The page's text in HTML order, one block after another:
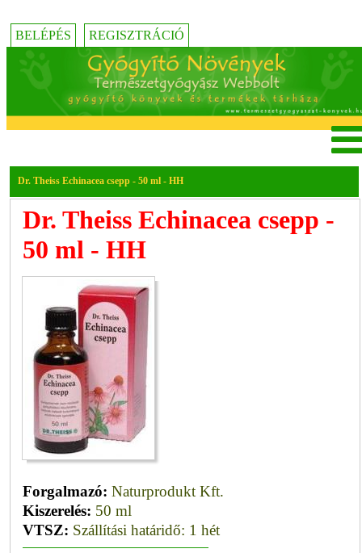
BELÉPÉS REGISZTRÁCIÓ
Dr. Theiss Echinacea csepp - 50 ml - HH
Dr. Theiss Echinacea csepp -
50 ml - HH
Forgalmazó: Naturprodukt Kft.
Kiszerelés: 50 ml
VTSZ: Szállítási határidő: 1 hét